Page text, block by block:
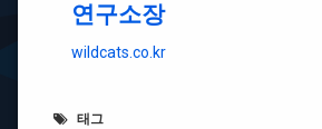
연구소장
wildcats.co.kr
태그